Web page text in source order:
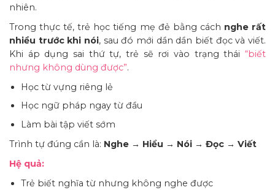
nhiên.
Trong thực tế, trẻ học tiếng mẹ đẻ bằng cách nghe rất
nhiều trước khi nói, sau đó mới dần dần biết đọc và viết.
Khi áp dụng sai thứ tự, trẻ sẽ rơi vào trạng thái “biết
nhưng không dùng được”.
Học từ vựng riêng lẻ
Học ngữ pháp ngay từ đầu
Làm bài tập viết sớm
Trình tự đúng cần là: Nghe → Hiểu → Nói → Đọc → Viết
Hệ quả:
Trẻ biết nghĩa từ nhưng không nghe được